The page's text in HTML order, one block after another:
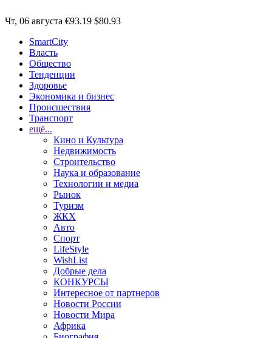
Чт, 06 августа €93.19 $80.93
SmartCity
Власть
Общество
Тенденции
Здоровье
Экономика и бизнес
Происшествия
Транспорт
ещё...
Кино и Культура
Недвижимость
Строительство
Наука и образование
Технологии и медиа
Рынок
Туризм
ЖКХ
Авто
Спорт
LifeStyle
WishList
Добрые дела
КОНКУРСЫ
Интересное от партнеров
Новости России
Новости Мира
Африка